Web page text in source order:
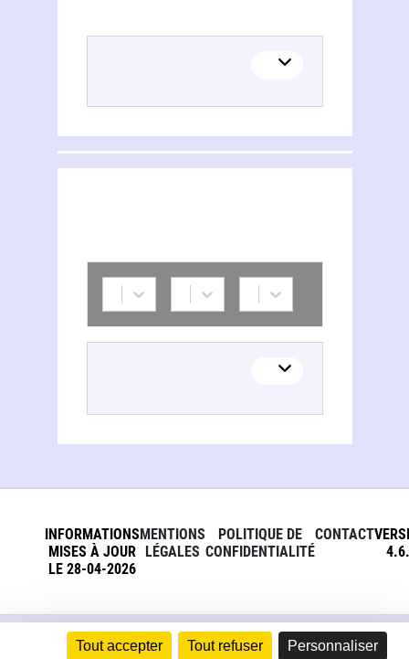
Tout accepter Tout refuser Personnaliser
INFORMATIONS
MISES À JOUR
LE 28-04-2026
MENTIONS
LÉGALES
POLITIQUE DE
CONFIDENTIALITÉ
CONTACT